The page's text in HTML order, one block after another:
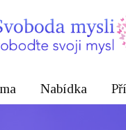
Nabídka